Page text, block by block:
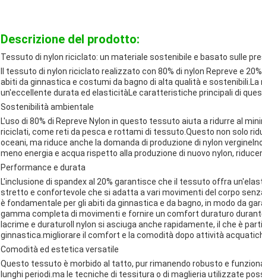
Descrizione del prodotto:
Tessuto di nylon riciclato: un materiale sostenibile e basato sulle
Il tessuto di nylon riciclato realizzato con 80% di nylon Repreve e
abiti da ginnastica e costumi da bagno di alta qualità e sostenibili.La
un'eccellente durata ed elasticitàLe caratteristiche principali di
Sostenibilità ambientale
L'uso di 80% di Repreve Nylon in questo tessuto aiuta a ridurre al
riciclati, come reti da pesca e rottami di tessuto.Questo non solo
oceani, ma riduce anche la domanda di produzione di nylon
meno energia e acqua rispetto alla produzione di nuovo nylon,
Performance e durata
L'inclusione di spandex al 20% garantisce che il tessuto offra
stretto e confortevole che si adatta a vari movimenti del corpo
è fondamentale per gli abiti da ginnastica e da bagno, in modo da
gamma completa di movimenti e fornire un comfort duraturo
lacrime e duraturoIl nylon si asciuga anche rapidamente, il che è
ginnastica.migliorare il comfort e la comodità dopo attività
Comodità ed estetica versatile
Questo tessuto è morbido al tatto, pur rimanendo robusto e
lunghi periodi.ma le tecniche di tessitura o di maglieria utilizzate